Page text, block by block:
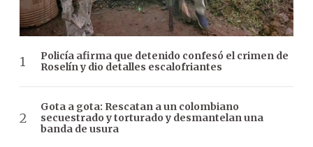
Policía afirma que detenido confesó el crimen de
Roselín y dio detalles escalofriantes
Gota a gota: Rescatan a un colombiano
secuestrado y torturado y desmantelan una
banda de usura